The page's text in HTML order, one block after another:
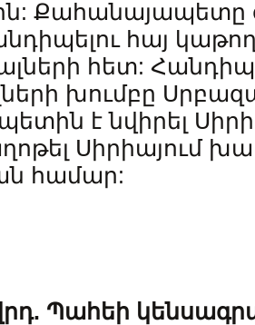
Քահանայապետը
հայ
հետ:
խումբը
է նվիրել
Սիրիայում
համար:
Պահեի